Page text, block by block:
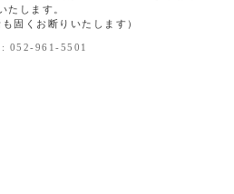
予約
カタログ
たします。
も固くお断りいたします）
052-961-5501